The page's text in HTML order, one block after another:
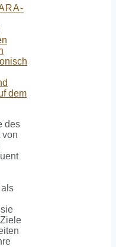
des
von
als